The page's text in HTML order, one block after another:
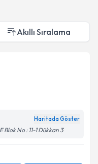
Akıllı Sıralama
Haritada Göster
No : 11-1 Dükkan 3